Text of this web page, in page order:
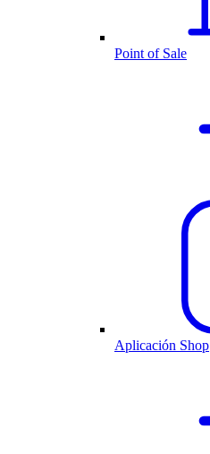
Point of Sale
Aplicación Shop